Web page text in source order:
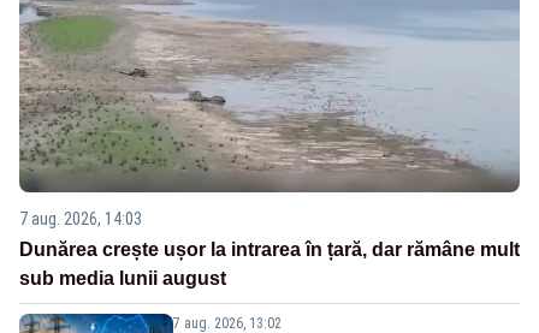
7 aug. 2026, 14:03
Dunărea crește ușor la intrarea în țară, dar rămâne mult
sub media lunii august
7 aug. 2026, 13:02